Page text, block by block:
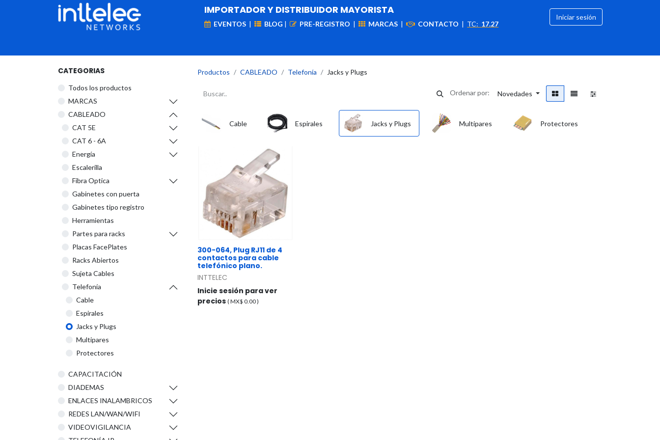
IMPORTADOR Y DISTRIBUIDOR MAYORISTA
EVENTOS | BLOG | PRE-REGISTRO | MARCAS | CONTACTO | TC: 17.27
Iniciar sesión
CATEGORIAS
Todos los productos
​MARCAS
CABLEADO
CAT 5E
CAT 6 - 6A
Energía
Escalerilla
Fibra Optica
Gabinetes con puerta
Gabinetes tipo registro
Herramientas
Partes para racks
Placas FacePlates
Racks Abiertos
Sujeta Cables
Telefonía
Cable
Espirales
Jacks y Plugs
Multipares
Protectores
CAPACITACIÓN
DIADEMAS
ENLACES INALAMBRICOS
REDES LAN/WAN/WIFI
VIDEOVIGILANCIA
Productos CABLEADO Telefonía Jacks y Plugs
Ordenar por: Novedades
Cable Espirales Jacks y Plugs Multipares Protectores
300-064, Plug RJ11 de 4
contactos para cable
telefónico plano.
INTTELEC
Inicie sesión para ver
precios ( MX$ 0.00)